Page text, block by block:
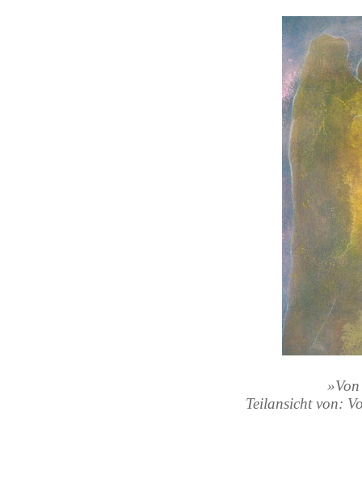
Teilansicht von: